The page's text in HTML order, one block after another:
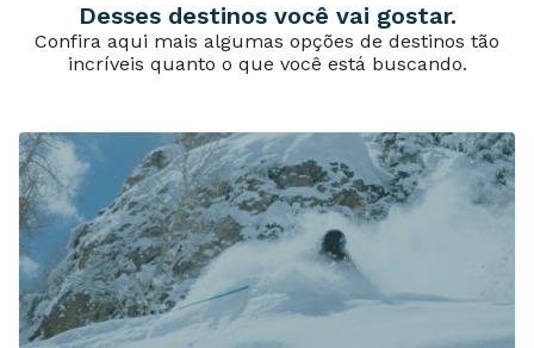
Desses destinos você vai gostar.
Confira aqui mais algumas opções de destinos tão
incríveis quanto o que você está buscando.